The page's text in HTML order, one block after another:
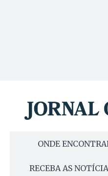
ONDE
RECEBA AS